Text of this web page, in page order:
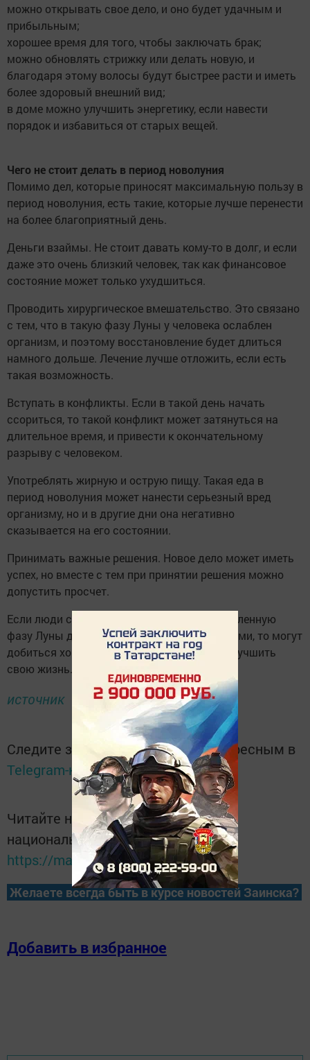
можно открывать свое дело, и оно будет удачным и
прибыльным;
хорошее время для того, чтобы заключать брак;
можно обновлять стрижку или делать новую, и
благодаря этому волосы будут быстрее расти и иметь
более здоровый внешний вид;
в доме можно улучшить энергетику, если навести
порядок и избавиться от старых вещей.
Чего не стоит делать в период новолуния
Помимо дел, которые приносят максимальную пользу в
период новолуния, есть такие, которые лучше перенести
на более благоприятный день.
Деньги взаймы. Не стоит давать кому-то в долг, и если
даже это очень близкий человек, так как финансовое
состояние может только ухудшиться.
Проводить хирургическое вмешательство. Это связано
с тем, что в такую фазу Луны у человека ослаблен
организм, и поэтому восстановление будет длиться
намного дольше. Лечение лучше отложить, если есть
такая возможность.
Вступать в конфликты. Если в такой день начать
ссориться, то такой конфликт может затянуться на
длительное время, и привести к окончательному
разрыву с человеком.
Употреблять жирную и острую пищу. Такая еда в
период новолуния может нанести серьезный вред
организму, но и в другие дни она негативно
сказывается на его состоянии.
Принимать важные решения. Новое дело может иметь
успех, но вместе с тем при принятии решения можно
допустить просчет.
Если люди стараются заниматься в определенную
фазу Луны делами, которые будут успешными, то могут
добиться хороших результатов в делах и улучшить
свою жизнь.
источник
Следите за самым важным и интересным в
Telegram-каналеТатмедиа
Читайте новости Татарстана в
национальном мессенджере MАХ:
https://max.ru/tatmedia
Желаете всегда быть в курсе новостей Заинска?
Добавить в избранное